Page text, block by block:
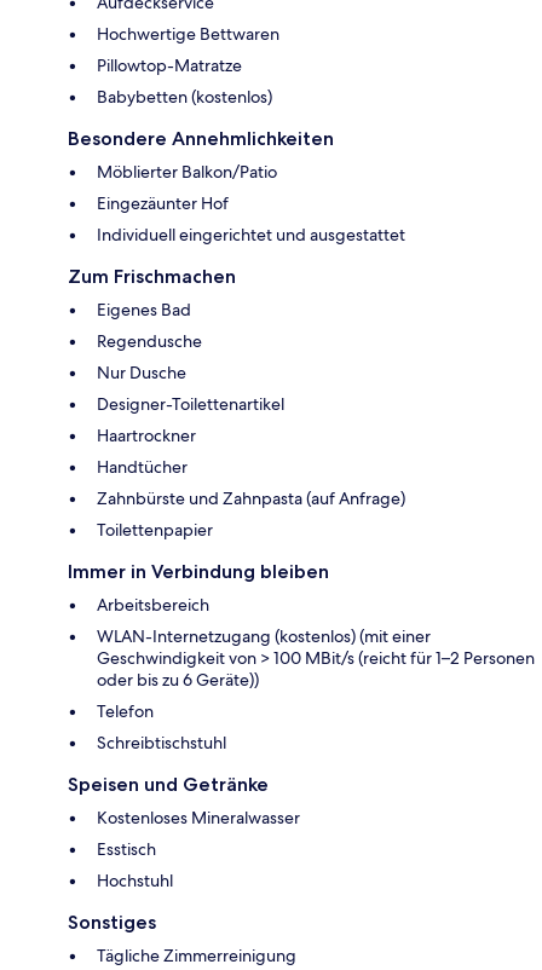
Hochwertige Bettwaren
Pillowtop-Matratze
Babybetten (kostenlos)
Besondere Annehmlichkeiten
Möblierter Balkon/Patio
Eingezäunter Hof
Individuell eingerichtet und ausgestattet
Zum Frischmachen
Eigenes Bad
Regendusche
Nur Dusche
Designer-Toilettenartikel
Haartrockner
Handtücher
Zahnbürste und Zahnpasta (auf Anfrage)
Toilettenpapier
Immer in Verbindung bleiben
Arbeitsbereich
WLAN-Internetzugang (kostenlos) (mit einer
Geschwindigkeit von > 100 MBit/s (reicht für 1–2 Personen
oder bis zu 6 Geräte))
Telefon
Schreibtischstuhl
Speisen und Getränke
Kostenloses Mineralwasser
Esstisch
Hochstuhl
Sonstiges
Tägliche Zimmerreinigung